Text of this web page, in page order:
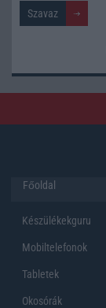
Főoldal
Készülékekguru
Mobiltelefonok
Tabletek
Okosórák